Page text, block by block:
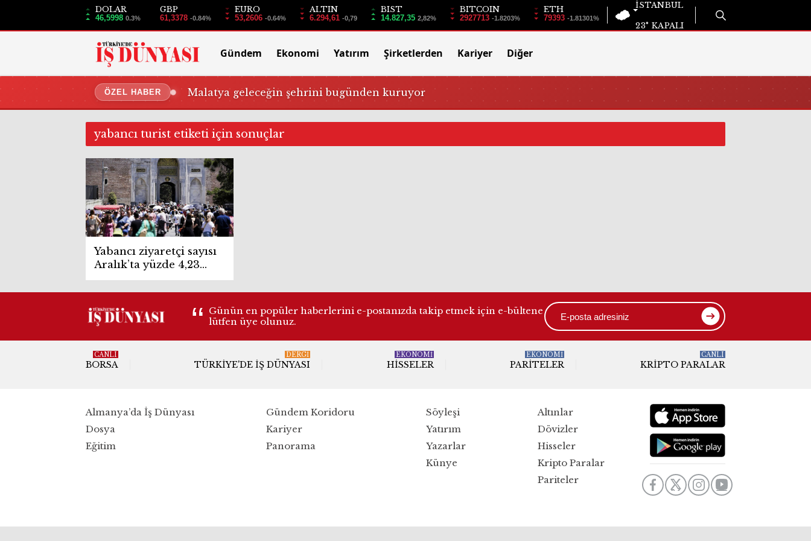
DOLAR
46,5998 0.3%
GBP
61,3378 -0.84%
EURO
53,2606 -0.64%
ALTIN
6.294,61 -0,79
BIST
14.827,35 2,82%
BITCOIN
2927713 -1.8203%
ETH
79393 -1.81301%
İSTANBUL
23° KAPALI
Gündem Ekonomi Yatırım Şirketlerden Kariyer Diğer
ÖZEL HABER Malatya geleceğin şehrini bugünden kuruyor
yabancı turist etiketi için sonuçlar
Yabancı ziyaretçi sayısı
Aralık’ta yüzde 4,23
arttı
Günün en popüler haberlerini e-postanızda takip etmek için e-bültene
lütfen üye olunuz.
BORSA
CANLI
TÜRKIYE'DE İŞ DÜNYASI
DERGI
HISSELER
EKONOMİ
PARITELER
EKONOMİ
KRIPTO PARALAR
CANLI
Almanya’da İş Dünyası
Dosya
Eğitim
Gündem Koridoru
Kariyer
Panorama
Söyleşi
Yatırım
Yazarlar
Künye
Altınlar
Dövizler
Hisseler
Kripto Paralar
Pariteler